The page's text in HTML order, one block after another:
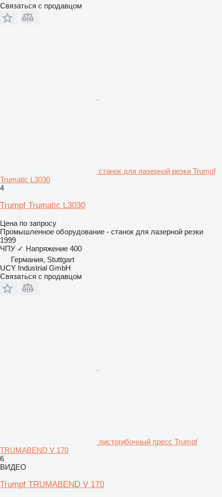
Связаться с продавцом
станок для лазерной резки Trumpf
Trumatic L3030
4
Trumpf Trumatic L3030
Цена по запросу
Промышленное оборудование - станок для лазерной резки
1999
ЧПУ ✓ Напряжение 400
Германия, Stuttgart
UCY Industrial GmbH
Связаться с продавцом
листогибочный пресс Trumpf
TRUMABEND V 170
6
ВИДЕО
Trumpf TRUMABEND V 170